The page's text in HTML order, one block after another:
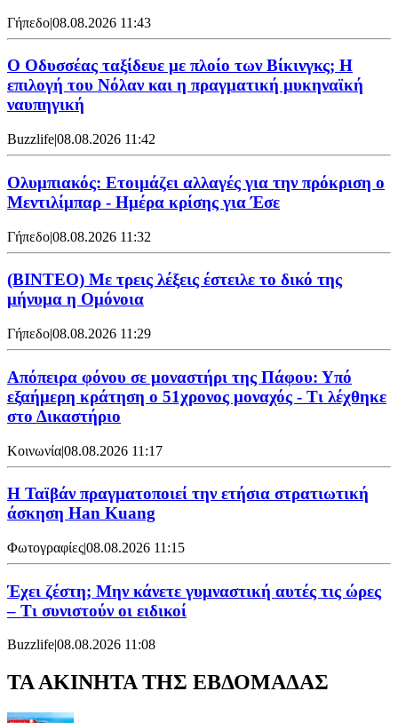
Γήπεδο|08.08.2026 11:43
Ο Οδυσσέας ταξίδευε με πλοίο των Βίκινγκς; Η
επιλογή του Νόλαν και η πραγματική μυκηναϊκή
ναυπηγική
Buzzlife|08.08.2026 11:42
Ολυμπιακός: Ετοιμάζει αλλαγές για την πρόκριση ο
Μεντιλίμπαρ - Ημέρα κρίσης για Έσε
Γήπεδο|08.08.2026 11:32
(ΒΙΝΤΕΟ) Με τρεις λέξεις έστειλε το δικό της
μήνυμα η Ομόνοια
Γήπεδο|08.08.2026 11:29
Απόπειρα φόνου σε μοναστήρι της Πάφου: Υπό
εξαήμερη κράτηση ο 51χρονος μοναχός - Τι λέχθηκε
στο Δικαστήριο
Κοινωνία|08.08.2026 11:17
Η Ταϊβάν πραγματοποιεί την ετήσια στρατιωτική
άσκηση Han Kuang
Φωτογραφίες|08.08.2026 11:15
Έχει ζέστη; Μην κάνετε γυμναστική αυτές τις ώρες
– Τι συνιστούν οι ειδικοί
Buzzlife|08.08.2026 11:08
ΤΑ ΑΚΙΝΗΤΑ ΤΗΣ ΕΒΔΟΜΑΔΑΣ